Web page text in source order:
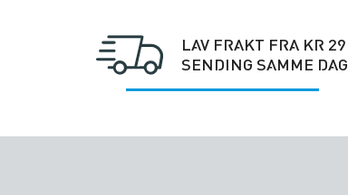
LAV FRAKT FRA KR 29
SENDING SAMME DAG